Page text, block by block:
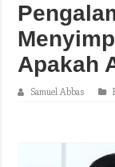
Apakah
Samuel Abbas